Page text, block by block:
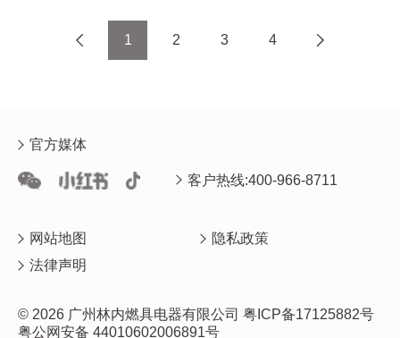
1 2 3 4
官方媒体
客户热线:400-966-8711
网站地图
隐私政策
法律声明
© 2026 广州林内燃具电器有限公司 粤ICP备17125882号
粤公网安备 44010602006891号